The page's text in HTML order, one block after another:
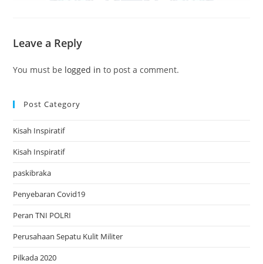
Leave a Reply
You must be logged in to post a comment.
Post Category
Kisah Inspiratif
Kisah Inspiratif
paskibraka
Penyebaran Covid19
Peran TNI POLRI
Perusahaan Sepatu Kulit Militer
Pilkada 2020